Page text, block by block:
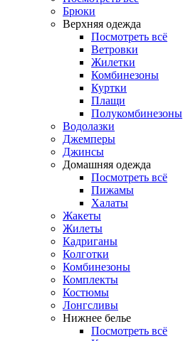
Брюки
Верхняя одежда
Посмотреть всё
Ветровки
Жилетки
Комбинезоны
Куртки
Плащи
Полукомбинезоны
Водолазки
Джемперы
Джинсы
Домашняя одежда
Посмотреть всё
Пижамы
Халаты
Жакеты
Жилеты
Кадриганы
Колготки
Комбинезоны
Комплекты
Костюмы
Лонгсливы
Нижнее белье
Посмотреть всё